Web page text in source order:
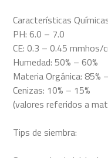
Características
PH: 6.0 – 7.0
CE: 0.3 – 0.45 mmhos/
Humedad: 50% – 60%
Materia Orgánica: 85%
Cenizas: 10% – 15%
(valores referidos a
Tips de siembra: